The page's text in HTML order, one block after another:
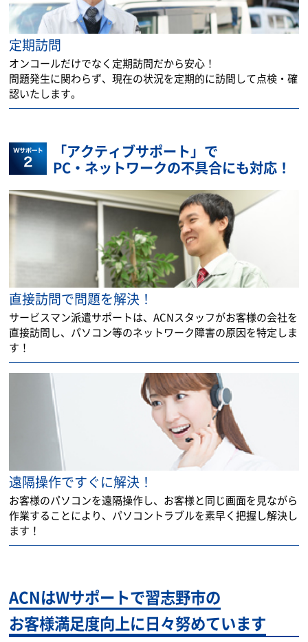
定期訪問
オンコールだけでなく定期訪問だから安心！
問題発生に関わらず、現在の状況を定期的に訪問して点検・確
認いたします。
「アクティブサポート」で
PC・ネットワークの不具合にも対応！
直接訪問で問題を解決！
サービスマン派遣サポートは、ACNスタッフがお客様の会社を
直接訪問し、パソコン等のネットワーク障害の原因を特定しま
す！
遠隔操作ですぐに解決！
お客様のパソコンを遠隔操作し、お客様と同じ画面を見ながら
作業することにより、パソコントラブルを素早く把握し解決し
ます！
ACNはWサポートで習志野市の
お客様満足度向上に日々努めています